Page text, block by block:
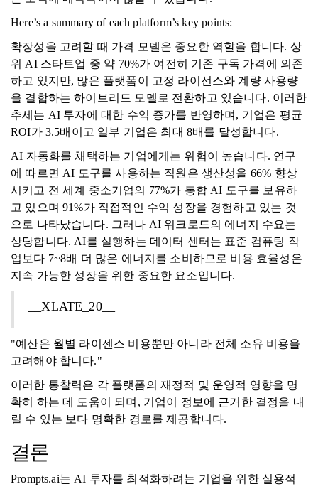
Here’s a summary of each platform’s key points:
확장성을 고려할 때 가격 모델은 중요한 역할을 합니다. 상
위 AI 스타트업 중 약 70%가 여전히 기존 구독 가격에 의존
하고 있지만, 많은 플랫폼이 고정 라이선스와 계량 사용량
을 결합하는 하이브리드 모델로 전환하고 있습니다. 이러한
추세는 AI 투자에 대한 수익 증가를 반영하며, 기업은 평균
ROI가 3.5배이고 일부 기업은 최대 8배를 달성합니다.
AI 자동화를 채택하는 기업에게는 위험이 높습니다. 연구
에 따르면 AI 도구를 사용하는 직원은 생산성을 66% 향상
시키고 전 세계 중소기업의 77%가 통합 AI 도구를 보유하
고 있으며 91%가 직접적인 수익 성장을 경험하고 있는 것
으로 나타났습니다. 그러나 AI 워크로드의 에너지 수요는
상당합니다. AI를 실행하는 데이터 센터는 표준 컴퓨팅 작
업보다 7~8배 더 많은 에너지를 소비하므로 비용 효율성은
지속 가능한 성장을 위한 중요한 요소입니다.
__XLATE_20__
"예산은 월별 라이센스 비용뿐만 아니라 전체 소유 비용을
고려해야 합니다."
이러한 통찰력은 각 플랫폼의 재정적 및 운영적 영향을 명
확히 하는 데 도움이 되며, 기업이 정보에 근거한 결정을 내
릴 수 있는 보다 명확한 경로를 제공합니다.
결론
Prompts.ai는 AI 투자를 최적화하려는 기업을 위한 실용적